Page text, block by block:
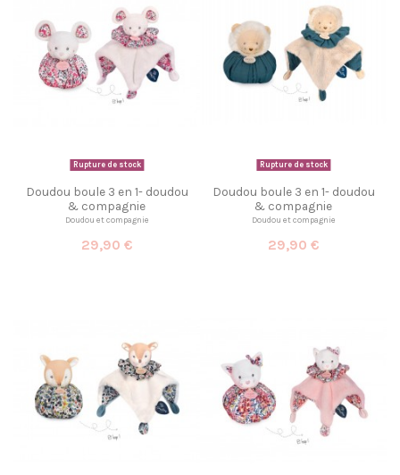
Rupture de stock
Doudou boule 3 en 1- doudou
& compagnie
Doudou et compagnie
29,90 €
Rupture de stock
Doudou boule 3 en 1- doudou
& compagnie
Doudou et compagnie
29,90 €